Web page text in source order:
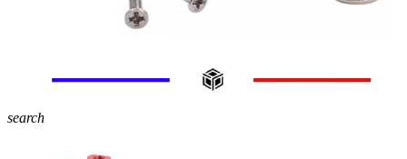
search